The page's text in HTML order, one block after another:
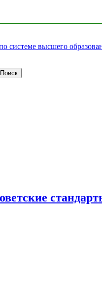
системе высшего